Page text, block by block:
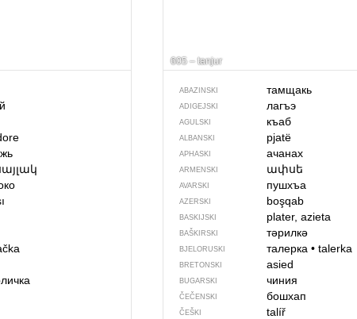
605 – tanjur
ABAZINSKI тамщакь
ADIGEJSKI лагъэ
AGULSKI къаб
ALBANSKI pjatë
APHASKI ачанах
ARMENSKI ափսե
AVARSKI пушхъа
AZERSKI boşqab
BASKIJSKI plater, azieta
BAŠKIRSKI тәрилкә
BJELORUSKI талерка • talerka
BRETONSKI asied
BUGARSKI чиния
ČEČENSKI бошхап
ČEŠKI talíř